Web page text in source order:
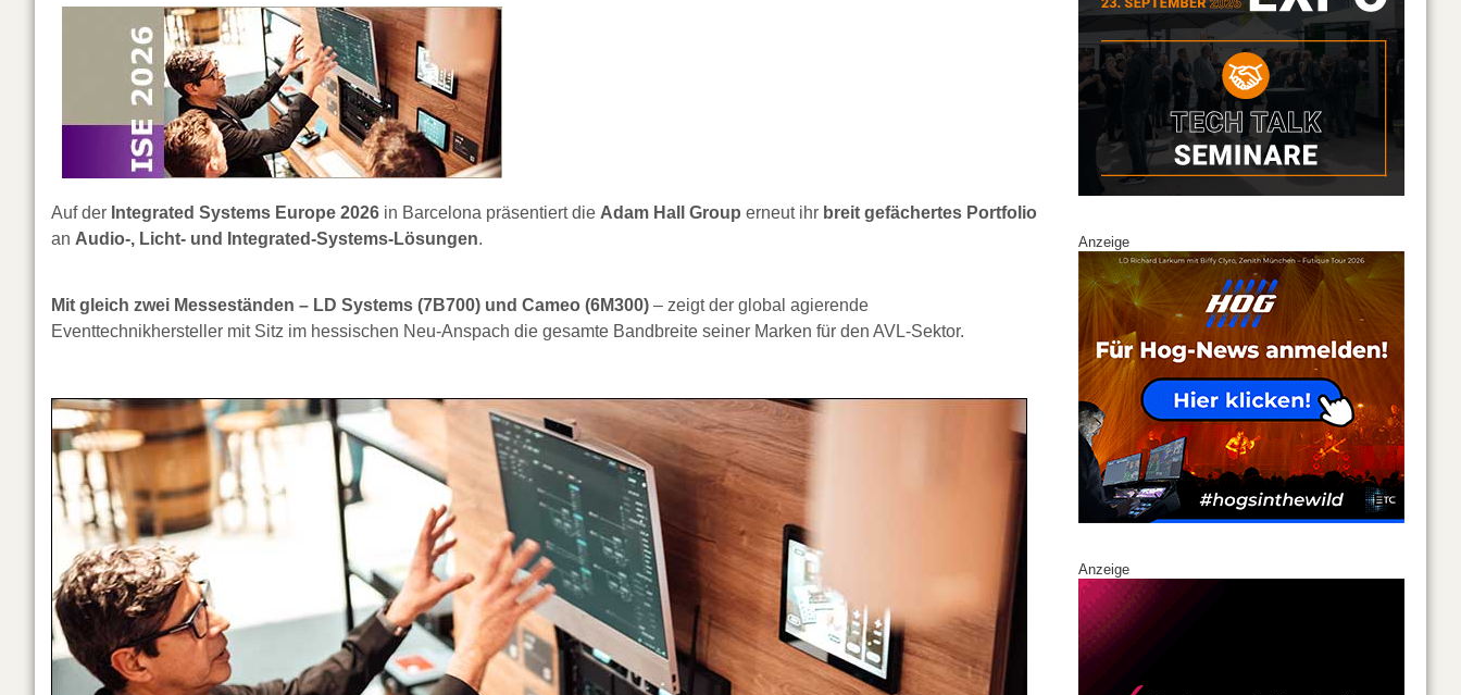
Auf der Integrated Systems Europe 2026 in Barcelona präsentiert die Adam Hall Group erneut ihr breit gefächertes Portfolio
an Audio-, Licht- und Integrated-Systems-Lösungen.
Mit gleich zwei Messeständen – LD Systems (7B700) und Cameo (6M300) – zeigt der global agierende
Eventtechnikhersteller mit Sitz im hessischen Neu-Anspach die gesamte Bandbreite seiner Marken für den AVL-Sektor.
Anzeige
Anzeige